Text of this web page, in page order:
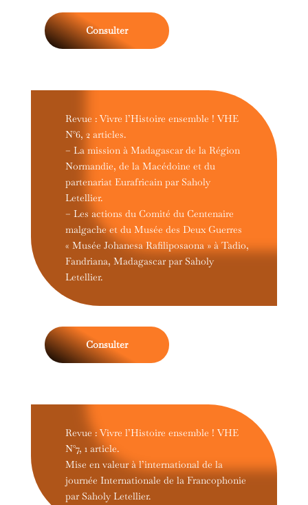
Consulter
Revue : Vivre l’Histoire ensemble ! VHE
N°6, 2 articles.
– La mission à Madagascar de la Région
Normandie, de la Macédoine et du
partenariat Eurafricain par Saholy
Letellier.
– Les actions du Comité du Centenaire
malgache et du Musée des Deux Guerres
« Musée Johanesa Rafiliposaona » à Tadio,
Fandriana, Madagascar par Saholy
Letellier.
Consulter
Revue : Vivre l’Histoire ensemble ! VHE
N°7, 1 article.
Mise en valeur à l’international de la
journée Internationale de la Francophonie
par Saholy Letellier.